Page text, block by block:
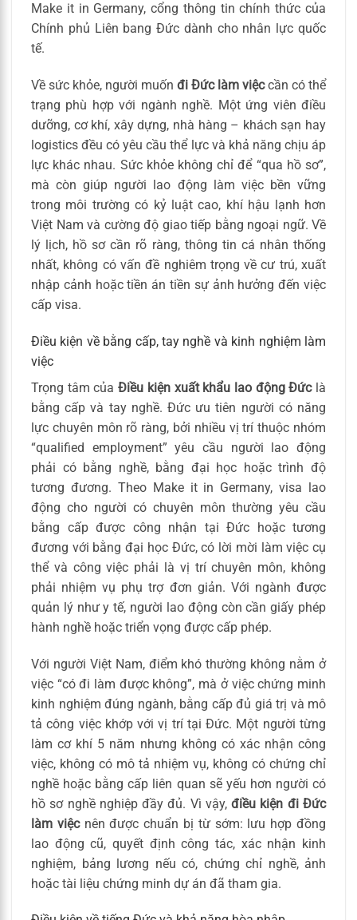
Make it in Germany, cổng thông tin chính thức của
Chính phủ Liên bang Đức dành cho nhân lực quốc
tế.
Về sức khỏe, người muốn đi Đức làm việccần có thể
trạng phù hợp với ngành nghề. Một ứng viên điều
dưỡng, cơ khí, xây dựng, nhà hàng – khách sạn hay
logistics đều có yêu cầu thể lực và khả năng chịu áp
lực khác nhau. Sức khỏe không chỉ để “qua hồ sơ”,
mà còn giúp người lao động làm việc bền vững
trong môi trường có kỷ luật cao, khí hậu lạnh hơn
Việt Nam và cường độ giao tiếp bằng ngoại ngữ. Về
lý lịch, hồ sơ cần rõ ràng, thông tin cá nhân thống
nhất, không có vấn đề nghiêm trọng về cư trú, xuất
nhập cảnh hoặc tiền án tiền sự ảnh hưởng đến việc
cấp visa.
Điều kiện về bằng cấp, tay nghề và kinh nghiệm làm
việc
Trọng tâm củaĐiều kiện xuất khẩu lao động Đứclà
bằng cấp và tay nghề. Đức ưu tiên người có năng
lực chuyên môn rõ ràng, bởi nhiều vị trí thuộc nhóm
“qualified employment” yêu cầu người lao động
phải có bằng nghề, bằng đại học hoặc trình độ
tương đương. Theo Make it in Germany, visa lao
động cho người có chuyên môn thường yêu cầu
bằng cấp được công nhận tại Đức hoặc tương
đương với bằng đại học Đức, có lời mời làm việc cụ
thể và công việc phải là vị trí chuyên môn, không
phải nhiệm vụ phụ trợ đơn giản. Với ngành được
quản lý như y tế, người lao động còn cần giấy phép
hành nghề hoặc triển vọng được cấp phép.
Với người Việt Nam, điểm khó thường không nằm ở
việc “có đi làm được không”, mà ở việc chứng minh
kinh nghiệm đúng ngành, bằng cấp đủ giá trị và mô
tả công việc khớp với vị trí tại Đức. Một người từng
làm cơ khí 5 năm nhưng không có xác nhận công
việc, không có mô tả nhiệm vụ, không có chứng chỉ
nghề hoặc bằng cấp liên quan sẽ yếu hơn người có
hồ sơ nghề nghiệp đầy đủ. Vì vậy,điều kiện đi Đức
làm việcnên được chuẩn bị từ sớm: lưu hợp đồng
lao động cũ, quyết định công tác, xác nhận kinh
nghiệm, bảng lương nếu có, chứng chỉ nghề, ảnh
hoặc tài liệu chứng minh dự án đã tham gia.